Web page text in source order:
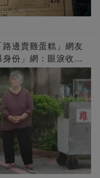
邊賣雞蛋糕」網友
份」網：眼淚收回